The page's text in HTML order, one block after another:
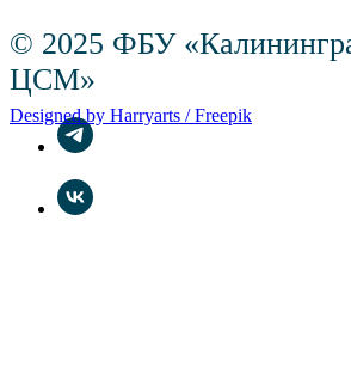
© 2025 ФБУ
ЦСМ»
Designed by Harryarts / Freepik